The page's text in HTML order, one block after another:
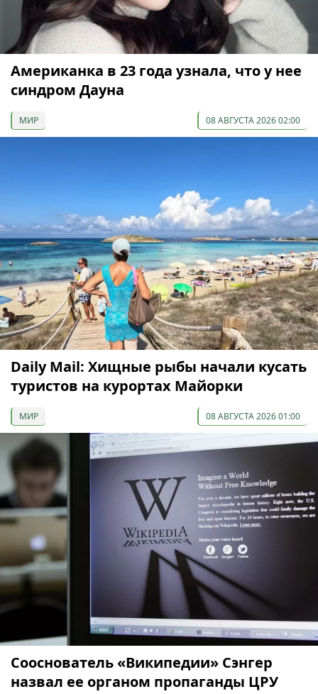
Американка в 23 года узнала, что у нее
синдром Дауна
МИР 08 АВГУСТА 2026 02:00
Daily Mail: Хищные рыбы начали кусать
туристов на курортах Майорки
МИР 08 АВГУСТА 2026 01:00
Сооснователь «Википедии» Сэнгер
назвал ее органом пропаганды ЦРУ